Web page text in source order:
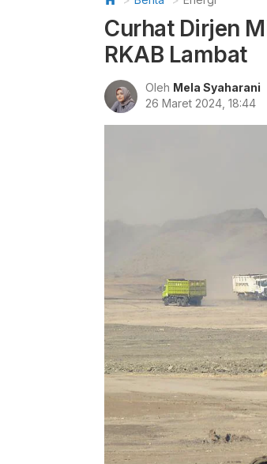
Curhat Dirjen
RKAB Lambat
Oleh Mela Syaharani
26 Maret 2024, 18:44